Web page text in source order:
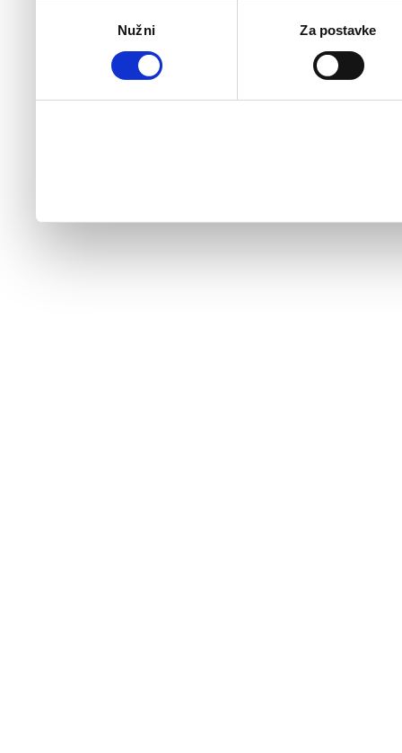
upotrebljavali njihove
internetskih stranica vi
Nužni Za postavke